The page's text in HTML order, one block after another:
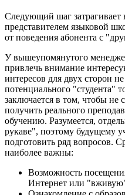
Следующий шаг затрагивает
представителем языковой
от поведения абонента с
У вышеупомянутого
привлечь внимание
интересов для двух сторон
потенциального "студента"
заключается в том, чтобы не
получить реального
обучению. Разумеется,
рукаве", поэтому будущему
подготовить ряд вопросов.
наиболее важны:
Возможность
Интернет или